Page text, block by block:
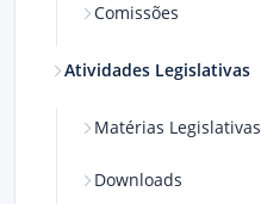
Comissões
Atividades Legislativas
Matérias Legislativas
Downloads